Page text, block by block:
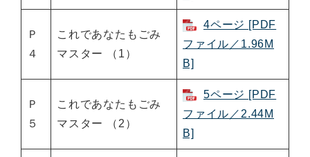
Ｐ
４
これであなたもごみ
マスター （1）
4ページ [PDF
ファイル／1.96M
B]
Ｐ
５
これであなたもごみ
マスター （2）
5ページ [PDF
ファイル／2.44M
B]